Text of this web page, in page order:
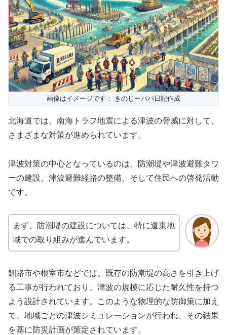
画像はイメージです： きのじーパパ日記作成
北海道では、南海トラフ地震による津波の脅威に対して、
さまざまな対策が進められています。
津波対策の中心となっているのは、防潮堤や津波避難タワ
ーの建設、津波避難経路の整備、そして住民への啓発活動
です。
まず、防潮堤の建設については、特に道東地
域での取り組みが進んでいます。
釧路市や根室市などでは、既存の防潮堤の高さを引き上げ
る工事が行われており、津波の規模に応じた耐久性を持つ
よう設計されています。このような物理的な防御策に加え
て、地域ごとの津波シミュレーションが行われ、その結果
を基に防災計画が策定されています。